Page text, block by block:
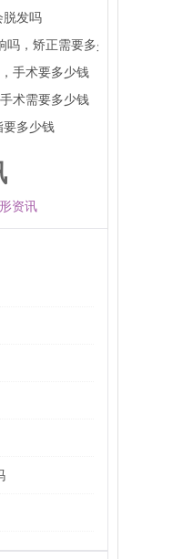
脱发吗
，矫正需要多少钱
手术要多少钱
术需要多少钱
要多少钱
资讯